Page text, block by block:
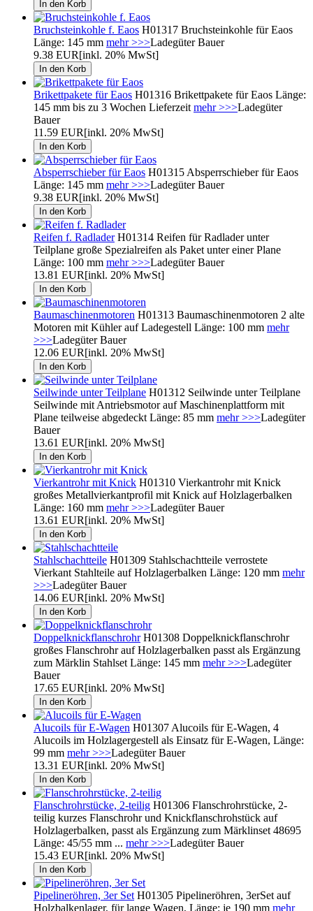
Bruchsteinkohle f. Eaos H01317 Bruchsteinkohle für Eaos
Länge: 145 mm mehr >>>Ladegüter Bauer
9.38 EUR[inkl. 20% MwSt]
Brikettpakete für Eaos H01316 Brikettpakete für Eaos Länge:
145 mm bis zu 3 Wochen Lieferzeit mehr >>>Ladegüter
Bauer
11.59 EUR[inkl. 20% MwSt]
Absperrschieber für Eaos H01315 Absperrschieber für Eaos
Länge: 145 mm mehr >>>Ladegüter Bauer
9.38 EUR[inkl. 20% MwSt]
Reifen f. RadladerH01314 Reifen für Radlader unter
Teilplane große Spezialreifen als Paket unter einer Plane
Länge: 100 mm mehr >>>Ladegüter Bauer
13.81 EUR[inkl. 20% MwSt]
Baumaschinenmotoren H01313 Baumaschinenmotoren 2 alte
Motoren mit Kühler auf Ladegestell Länge: 100 mm mehr
>>>Ladegüter Bauer
12.06 EUR[inkl. 20% MwSt]
Seilwinde unter Teilplane H01312 Seilwinde unter Teilplane
Seilwinde mit Antriebsmotor auf Maschinenplattform mit
Plane teilweise abgedeckt Länge: 85 mm mehr >>>Ladegüter
Bauer
13.61 EUR[inkl. 20% MwSt]
Vierkantrohr mit Knick H01310 Vierkantrohr mit Knick
großes Metallvierkantprofil mit Knick auf Holzlagerbalken
Länge: 160 mm mehr >>>Ladegüter Bauer
13.61 EUR[inkl. 20% MwSt]
Stahlschachtteile H01309 Stahlschachtteile verrostete
Vierkant Stahlteile auf Holzlagerbalken Länge: 120 mm mehr
>>>Ladegüter Bauer
14.06 EUR[inkl. 20% MwSt]
DoppelknickflanschrohrH01308 Doppelknickflanschrohr
großes Flanschrohr auf Holzlagerbalken passt als Ergänzung
zum Märklin Stahlset Länge: 145 mm mehr >>>Ladegüter
Bauer
17.65 EUR[inkl. 20% MwSt]
Alucoils für E-Wagen H01307 Alucoils für E-Wagen, 4
Alucoils im Holzlagergestell als Einsatz für E-Wagen, Länge:
99 mm mehr >>>Ladegüter Bauer
13.31 EUR[inkl. 20% MwSt]
Flanschrohrstücke, 2-teilig H01306 Flanschrohrstücke, 2-
teilig kurzes Flanschrohr und Knickflanschrohstück auf
Holzlagerbalken, passt als Ergänzung zum Märklinset 48695
Länge: 45/55 mm ... mehr >>>Ladegüter Bauer
15.43 EUR[inkl. 20% MwSt]
Pipelineröhren, 3er Set H01305 Pipelineröhren, 3erSet auf
Holzbalkenlager, für lange Wagen, Länge: je 190 mm mehr